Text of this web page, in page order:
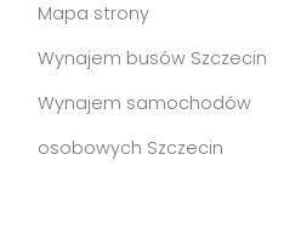
Mapa strony
Wynajem busów Szczecin
Wynajem samochodów
osobowych Szczecin